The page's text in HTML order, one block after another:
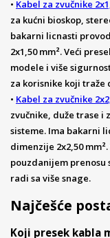
• Kabel za zvučnike
za kućni bioskop,
bakarni licnasti
2x1,50 mm². Veći
modele i više
za korisnike koji traže
• Kabel za zvučnike
zvučnike, duže trase
sisteme. Ima bakarni
dimenzije 2x2,50
pouzdanijem prenosu
radi sa više snage.
Najčešće
Koji presek kabla